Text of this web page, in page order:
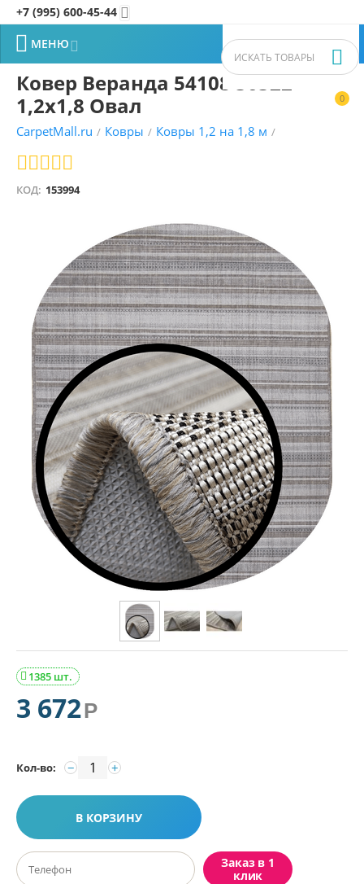
+7 (995) 600-45-44 
0


 МЕНЮ
Ковер Веранда 54108 50522
1,2х1,8 Овал
CarpetMall.ru / Ковры / Ковры 1,2 на 1,8 м /
КОД: 153994
1385 шт.

3 672Р
Кол-во: +
−
В КОРЗИНУ
Заказ в 1
клик